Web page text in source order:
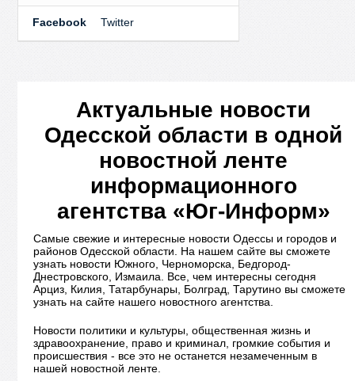
Facebook Twitter
Актуальные новости
Одесской области в одной
новостной ленте
информационного
агентства «Юг-Информ»
Самые свежие и интересные новости Одессы и городов и
районов Одесской области. На нашем сайте вы сможете
узнать новости Южного, Черноморска, Бедгород-
Днестровского, Измаила. Все, чем интересны сегодня
Арциз, Килия, Татарбунары, Болград, Тарутино вы сможете
узнать на сайте нашего новостного агентства.
Новости политики и культуры, общественная жизнь и
здравоохранение, право и криминал, громкие события и
происшествия - все это не останется незамеченным в
нашей новостной ленте.